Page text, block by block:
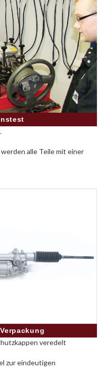
alle Teile mit einer
veredelt
zur eindeutigen